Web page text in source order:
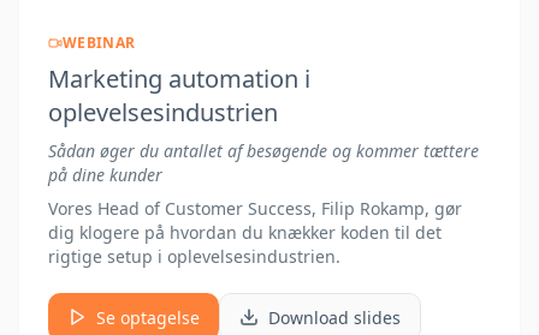
WEBINAR
Marketing automation i
oplevelsesindustrien
Sådan øger du antallet af besøgende og kommer tættere
på dine kunder
Vores Head of Customer Success, Filip Rokamp, gør
dig klogere på hvordan du knækker koden til det
rigtige setup i oplevelsesindustrien.
Se optagelse Download slides